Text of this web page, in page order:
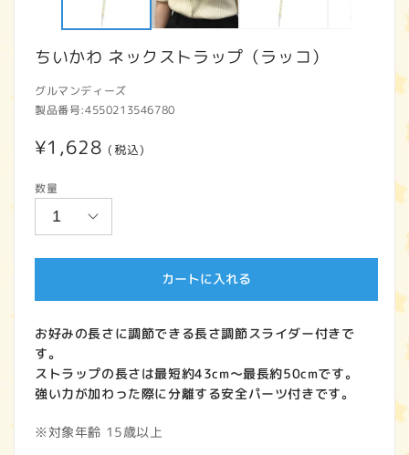
ちいかわ ネックストラップ（ラッコ）
グルマンディーズ
製品番号:4550213546780
通
価
格
¥1,628 (税込)
数量
カートに入れる
お好みの長さに調節できる長さ調節スライダー付きで
す。
ストラップの長さは最短約43cm～最長約50cmです。
強い力が加わった際に分離する安全パーツ付きです。
※対象年齢 15歳以上